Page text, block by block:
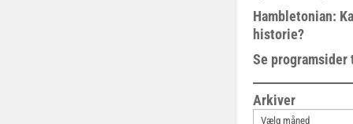
Hambletonian:
historie?
Se
Arkiver